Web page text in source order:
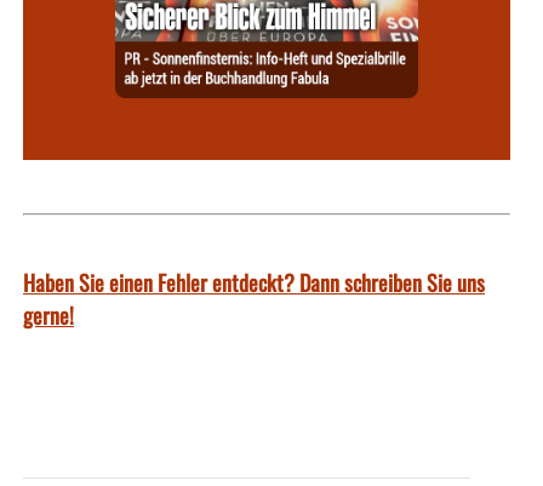
Haben Sie einen Fehler entdeckt? Dann schreiben Sie uns
gerne!